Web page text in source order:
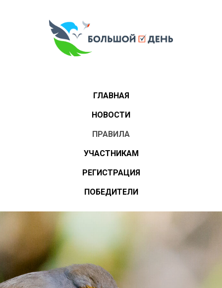
ГЛАВНАЯ
НОВОСТИ
ПРАВИЛА
УЧАСТНИКАМ
РЕГИСТРАЦИЯ
ПОБЕДИТЕЛИ